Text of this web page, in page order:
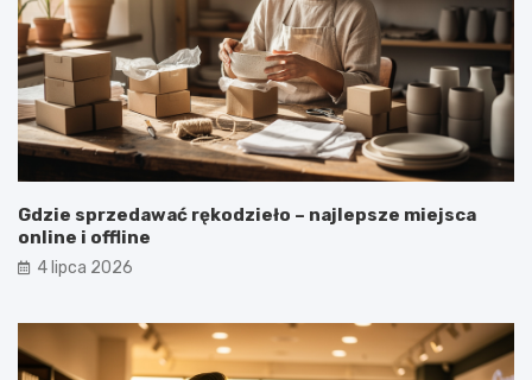
Gdzie sprzedawać rękodzieło – najlepsze miejsca
online i offline
4 lipca 2026